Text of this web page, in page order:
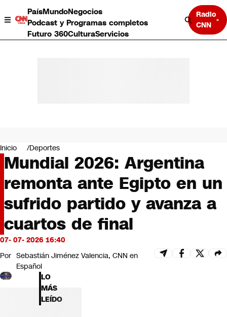
PaísMundoNegocios
Podcast y Programas completos
Futuro 360CulturaServicios
Radio
CNN
Negocios
Deportes
Programas completos
Cultura
Servicios
Bits
CNN tiempo
Futuro 360
Inicio Deportes
Mundial 2026: Argentina
remonta ante Egipto en un
sufrido partido y avanza a
cuartos de final
07- 07- 2026 16:40
Por Sebastián Jiménez Valencia, CNN en
Español
LO
MÁS
LEÍDO